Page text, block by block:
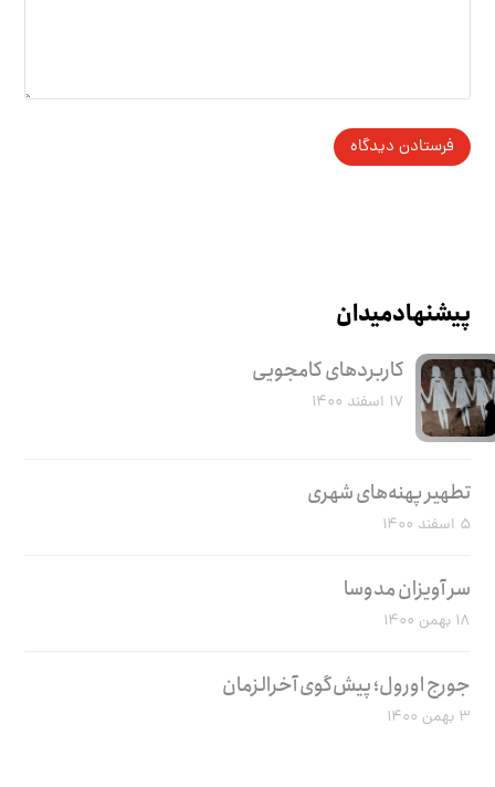
پیشنهاد میدان
کاربرد‌های کامجویی
۱۷ اسفند ۱۴۰۰
تطهیر پهنه‌های شهری
۵ اسفند ۱۴۰۰
سر آویزان مدوسا
۱۸ بهمن ۱۴۰۰
جورج اورول؛ پیش‌گوی آخرالزمان
۳ بهمن ۱۴۰۰